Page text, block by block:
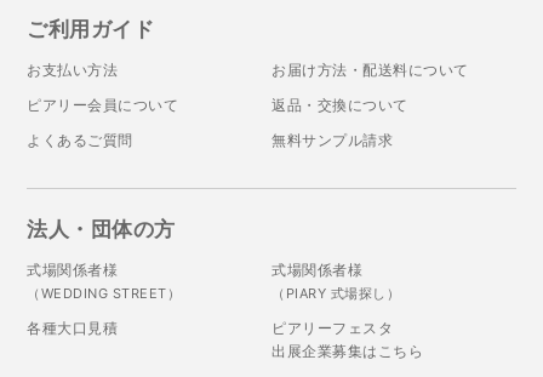
ご利用ガイド
お支払い方法
お届け方法・配送料について
ピアリー会員について
返品・交換について
よくあるご質問
無料サンプル請求
法人・団体の方
式場関係者様
（WEDDING STREET）
式場関係者様
（PIARY 式場探し）
各種大口見積
ピアリーフェスタ
出展企業募集はこちら